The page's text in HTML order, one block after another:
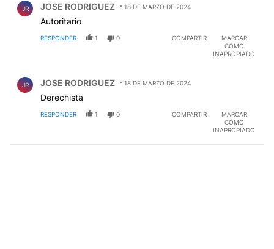
JR JOSE RODRIGUEZ 18 DE MARZO DE 2024
Autoritario
RESPONDER 1 0 COMPARTIR
MARCAR
COMO
INAPROPIADO
JR JOSE RODRIGUEZ 18 DE MARZO DE 2024
Derechista
RESPONDER 1 0 COMPARTIR
MARCAR
COMO
INAPROPIADO